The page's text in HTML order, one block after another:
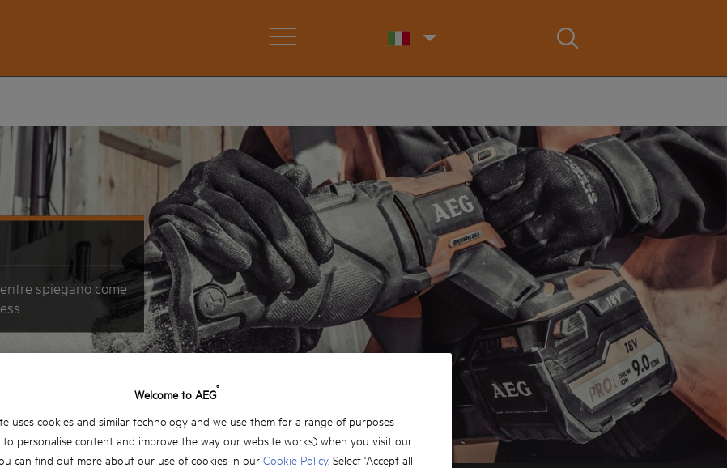
spiegano come
Welcome to AEG®
uses cookies and similar technology and we use them for a range of purposes
to personalise content and improve the way our website works) when you visit our
can find out more about our use of cookies in our Cookie Policy. Select 'Accept all